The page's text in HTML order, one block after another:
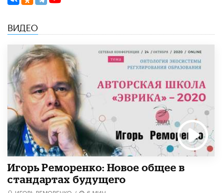
ВИДЕО
Игорь Реморенко: Новое общее в
стандартах будущего